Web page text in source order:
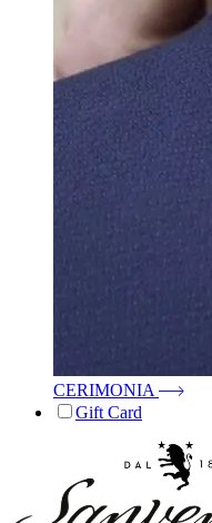
CERIMONIA
Gift Card